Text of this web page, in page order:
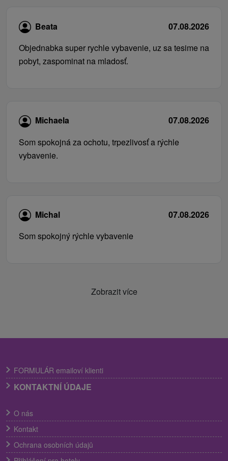
Beata
07.08.2026
Objednabka super rychle vybavenie, uz sa tesime na
pobyt, zaspominat na mladosť.
Michaela
07.08.2026
Som spokojná za ochotu, trpezlivosť a rýchle
vybavenie.
Michal
07.08.2026
Som spokojný rýchle vybavenie
Zobrazit více
FORMULÁR emailoví klienti
KONTAKTNÍ ÚDAJE
O nás
Kontakt
Ochrana osobních údajů